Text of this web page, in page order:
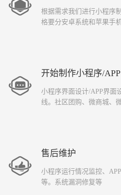
根据需求我们进行小程序
格要分安卓系统和苹果手
开始制作小程序/APP
小程序界面设计/APP界面
线。社区团购、微商城、
售后维护
小程序运行情况监控、
等。系统漏洞修复等